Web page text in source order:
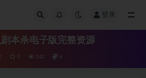
登录
剧本杀电子版完整资源
0 140 6